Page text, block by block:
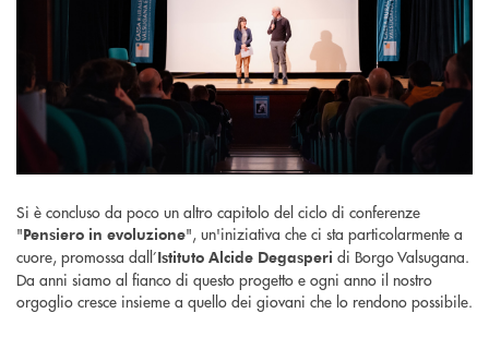
Si è concluso da poco un altro capitolo del ciclo di conferenze
"Pensiero in evoluzione", un'iniziativa che ci sta particolarmente a
cuore, promossa dall’Istituto Alcide Degasperi di Borgo Valsugana.
Da anni siamo al fianco di questo progetto e ogni anno il nostro
orgoglio cresce insieme a quello dei giovani che lo rendono possibile.